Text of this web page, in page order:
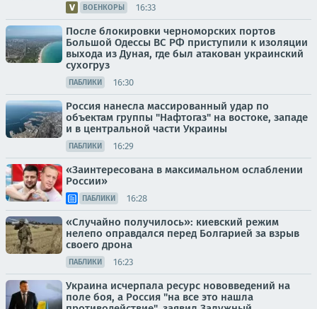
ВОЕНКОРЫ 16:33
После блокировки черноморских портов
Большой Одессы ВС РФ приступили к изоляции
выхода из Дуная, где был атакован украинский
сухогруз
ПАБЛИКИ 16:30
Россия нанесла массированный удар по
объектам группы "Нафтогаз" на востоке, западе
и в центральной части Украины
ПАБЛИКИ 16:29
«Заинтересована в максимальном ослаблении
России»
ПАБЛИКИ 16:28
«Случайно получилось»: киевский режим
нелепо оправдался перед Болгарией за взрыв
своего дрона
ПАБЛИКИ 16:23
Украина исчерпала ресурс нововведений на
поле боя, а Россия "на все это нашла